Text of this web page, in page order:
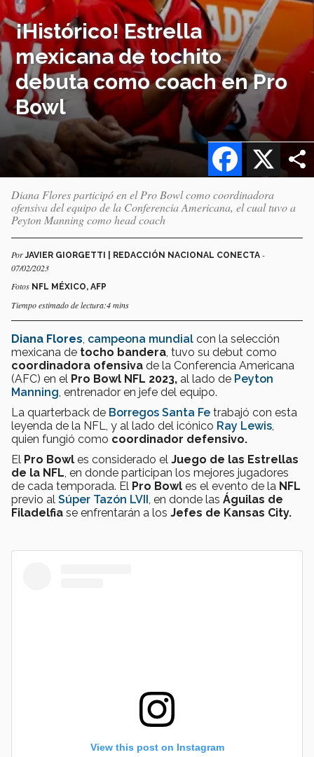
¡Histórico! Estrella
mexicana de tochito
debuta como coach en Pro
Bowl
X
Facebook
Diana Flores participó en el Pro Bowl como coordinadora
ofensiva del equipo de la Conferencia Americana, el cual tuvo a
Peyton Manning como head coach
PorJAVIER GIORGETTI | REDACCIÓN NACIONAL CONECTA -
07/02/2023
Fotos NFL MÉXICO, AFP
Tiempo estimado de lectura:4 mins
Diana Flores campeona mundial con la selección
mexicana de tocho bandera , tuvo su debut como
coordinadora ofensiva de la Conferencia Americana
(AFC) en el Pro Bowl NFL 2023, al lado de Peyton
Manning , entrenador en jefe del equipo.
La quarterback de Borregos Santa Fe trabajó con esta
leyenda de la NFL, y al lado del icónico Ray Lewis
quien fungió como coordinador defensivo.
El Pro Bowl es considerado el Juego de las Estrellas
de la NFL , en donde participan los mejores jugadores
de cada temporada. El Pro Bowl es el evento de la NFL
previo al Súper Tazón LVII , en donde las Águilas de
Filadelfia se enfrentarán a los Jefes de Kansas City.
View this post on Instagram